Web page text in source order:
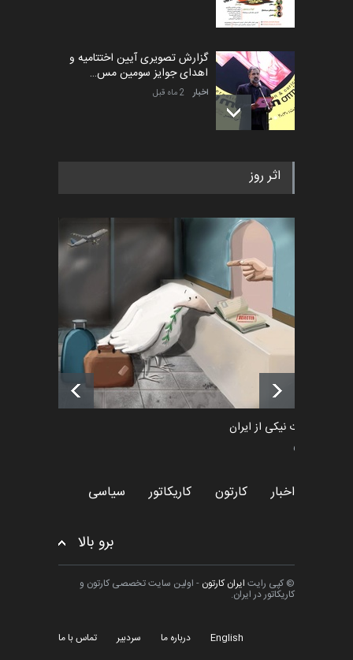
گزارش تصویری آیین اختتامیه و
اهدای جوایز سومین مس…
اخبار 2 ماه قبل
به یاد اردوغان باشول (۱۹۳۶–
اخبار 2 ماه قبل
رویداد کارگاهی کارتون و پوستر
«ایران سربلند» به ا…
اخبار 6 ماه قبل
فراخوان رویداد کارگاهی کارتون و
پوستر "ایران سربل…
اخبار 6 ماه قبل
اثر روز
طراوت نیکی از ایران
سیاسی
اخبار کارتون کاریکاتور سیاسی
برو بالا
© کپی رایت ایران کارتون - اولین سایت تخصصی کارتون و
کاریکاتور در ایران.
English درباره ما سردبیر تماس با ما